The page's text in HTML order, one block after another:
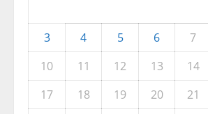
3
4 5 6 7
10
11 12 13 14
17
18 19 20 21